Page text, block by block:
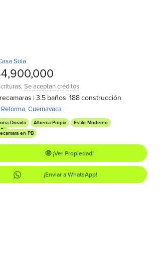
en PB
Sola
,Se aceptan créditos
recamaras | 3.5 baños 188construcción
Reforma,Cuernavaca
Dorada Alberca Propia
Estilo Moderno
en PB
🤓 ¡Ver Propiedad!
¡Enviar a WhatsApp!